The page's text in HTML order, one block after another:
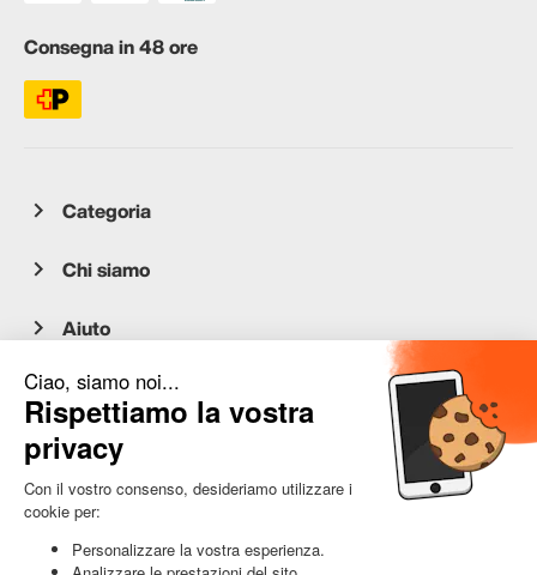
Consegna in 48 ore
Categoria
Chi siamo
Aiuto
Servizio clienti
occasion.migros.mobile@recommerce.com
Lunedì-Venerdì 08:00-17:00